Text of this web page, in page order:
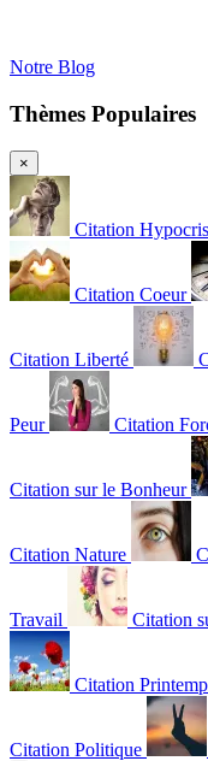
Notre Blog
Thèmes Populaires
×
Citation
Citation Coeur
Citation Liberté
Peur Citation
Citation sur le Bonheur
Citation Nature
Travail Citation
Citation
Citation Politique